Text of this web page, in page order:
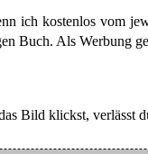
ich kostenlos vom
Buch. Als Werbung
Bild klickst, verlässt